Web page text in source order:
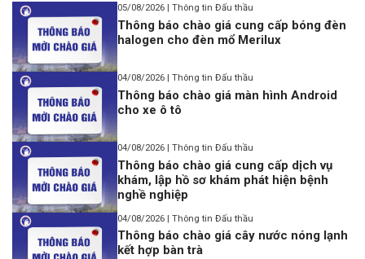
05/08/2026 | Thông tin Đấu thầu
Thông báo chào giá cung cấp bóng đèn
halogen cho đèn mổ Merilux
04/08/2026 | Thông tin Đấu thầu
Thông báo chào giá màn hình Android
cho xe ô tô
04/08/2026 | Thông tin Đấu thầu
Thông báo chào giá cung cấp dịch vụ
khám, lập hồ sơ khám phát hiện bệnh
nghề nghiệp
04/08/2026 | Thông tin Đấu thầu
Thông báo chào giá cây nước nóng lạnh
kết hợp bàn trà